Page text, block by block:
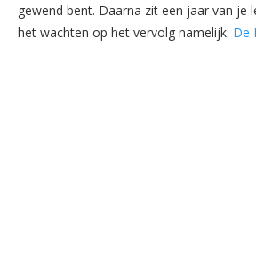
gewend bent. Daarna zit een jaar van je
het wachten op het vervolg namelijk: De